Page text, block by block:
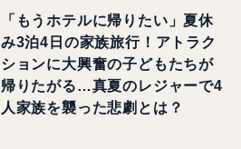
「もうホテルに帰りたい」夏休
み3泊4日の家族旅行！アトラク
ションに大興奮の子どもたちが
帰りたがる…真夏のレジャーで4
人家族を襲った悲劇とは？